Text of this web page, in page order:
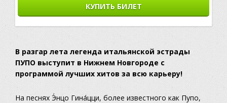
КУПИТЬ БИЛЕТ
В разгар лета легенда итальянской эстрады
ПУПО выступит в Нижнем Новгороде с
программой лучших хитов за всю карьеру!
На песнях Э́нцо Гина́цци, более известного как Пупо,